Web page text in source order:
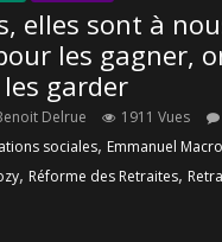
elles sont à
les gagner,
garder
Delrue 1911 Vues
sociales, Emmanuel
, Réforme des Retraites,